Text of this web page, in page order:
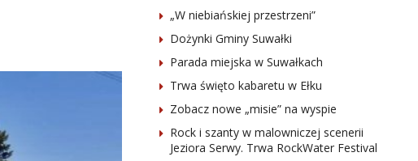
„W niebiańskiej przestrzeni”
Dożynki Gminy Suwałki
Parada miejska w Suwałkach
Trwa święto kabaretu w Ełku
Zobacz nowe „misie” na wyspie
Rock i szanty w malowniczej scenerii
Jeziora Serwy. Trwa RockWater Festival